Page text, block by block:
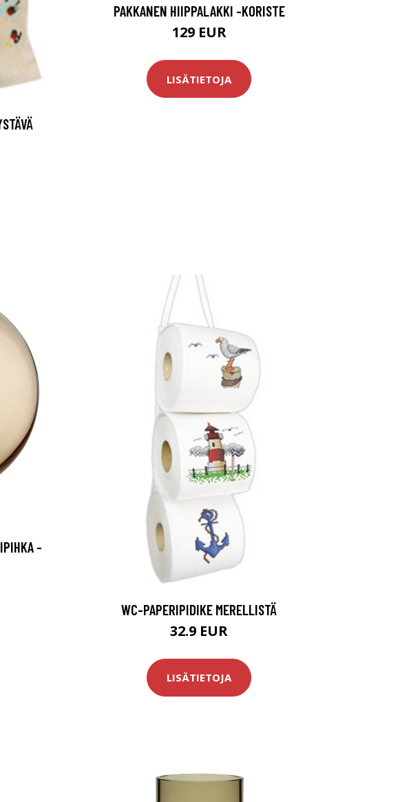
PAKKANEN HIIPPALAKKI -KORISTE
129 EUR
LISÄTIETOJA
-
WC-PAPERIPIDIKE MERELLISTÄ
32.9 EUR
LISÄTIETOJA